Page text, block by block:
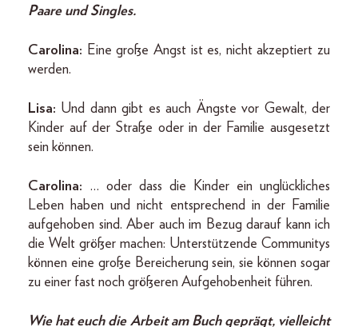
Paare und Singles.
Carolina: Eine große Angst ist es, nicht akzeptiert zu
werden.
Lisa: Und dann gibt es auch Ängste vor Gewalt, der
Kinder auf der Straße oder in der Familie ausgesetzt
sein können.
Carolina: … oder dass die Kinder ein unglückliches
Leben haben und nicht entsprechend in der Familie
aufgehoben sind. Aber auch im Bezug darauf kann ich
die Welt größer machen: Unterstützende Communitys
können eine große Bereicherung sein, sie können sogar
zu einer fast noch größeren Aufgehobenheit führen.
Wie hat euch die Arbeit am Buch geprägt, vielleicht